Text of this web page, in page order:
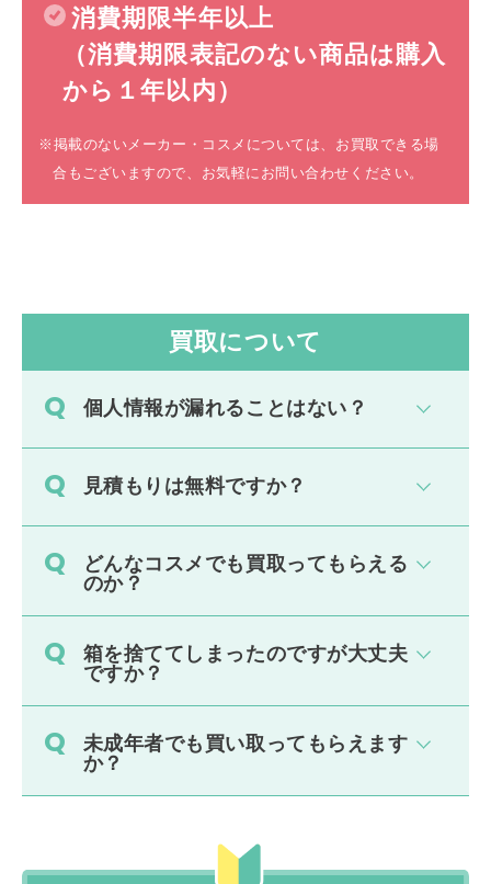
消費期限半年以上
（消費期限表記のない商品は購入
から１年以内）
※掲載のないメーカー・コスメについては、お買取できる場
合もございますので、お気軽にお問い合わせください。
買取について
個人情報が漏れることはない？
見積もりは無料ですか？
どんなコスメでも買取ってもらえる
のか？
箱を捨ててしまったのですが大丈夫
ですか？
未成年者でも買い取ってもらえます
か？